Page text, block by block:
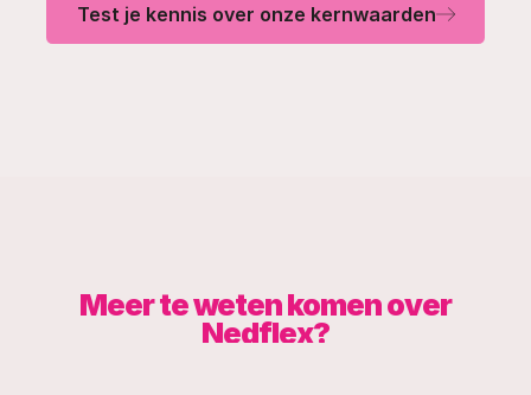
Test je kennis over onze kernwaarden
Meer te weten komen over
Nedflex?